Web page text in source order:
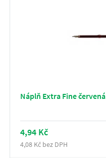
Náplň Extra Fine červená
4,94 Kč
4,08 Kč bez DPH